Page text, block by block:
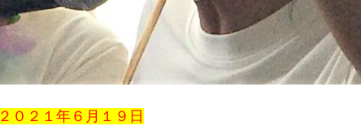
２０２１年６月１９日